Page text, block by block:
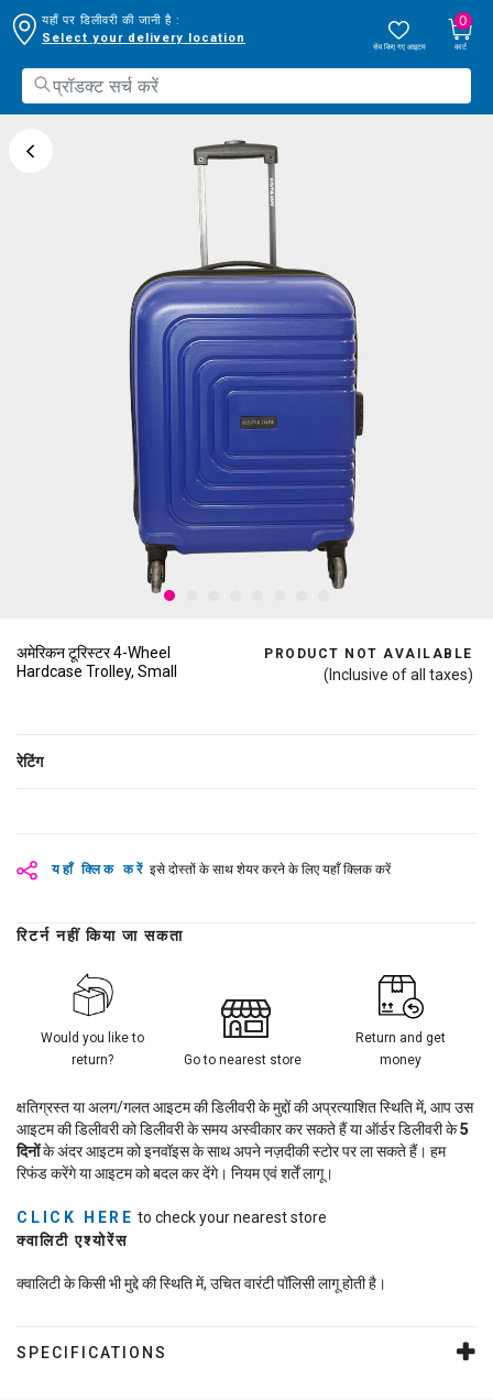
यहाँ पर डिलीवरी की जानी है :
Select your delivery location
सेव किए गए आइटम
0
कार्ट
अमेरिकन टूरिस्टर 4-Wheel
Hardcase Trolley, Small
PRODUCT NOT AVAILABLE
(Inclusive of all taxes)
रेटिंग
यहाँ क्लिक करें इसे दोस्तों के साथ शेयर करने के लिए यहाँ क्लिक करें
रिटर्न नहीं किया जा सकता
Would you like to
return?
Go to nearest store
Return and get
money
क्षतिग्रस्त या अलग/गलत आइटम की डिलीवरी के मुद्दों की अप्रत्याशित स्थिति में, आप उस
आइटम की डिलीवरी को डिलीवरी के समय अस्वीकार कर सकते हैं या ऑर्डर डिलीवरी के5
दिनोंके अंदर आइटम को इनवॉइस के साथ अपने नज़दीकी स्टोर पर ला सकते हैं। हम
रिफंड करेंगे या आइटम को बदल कर देंगे। नियम एवं शर्तें लागू।
CLICK HERE to check your nearest store
क्वालिटी एश्योरेंस
क्वालिटी के किसी भी मुद्दे की स्थिति में, उचित वारंटी पॉलिसी लागू होती है।
SPECIFICATIONS